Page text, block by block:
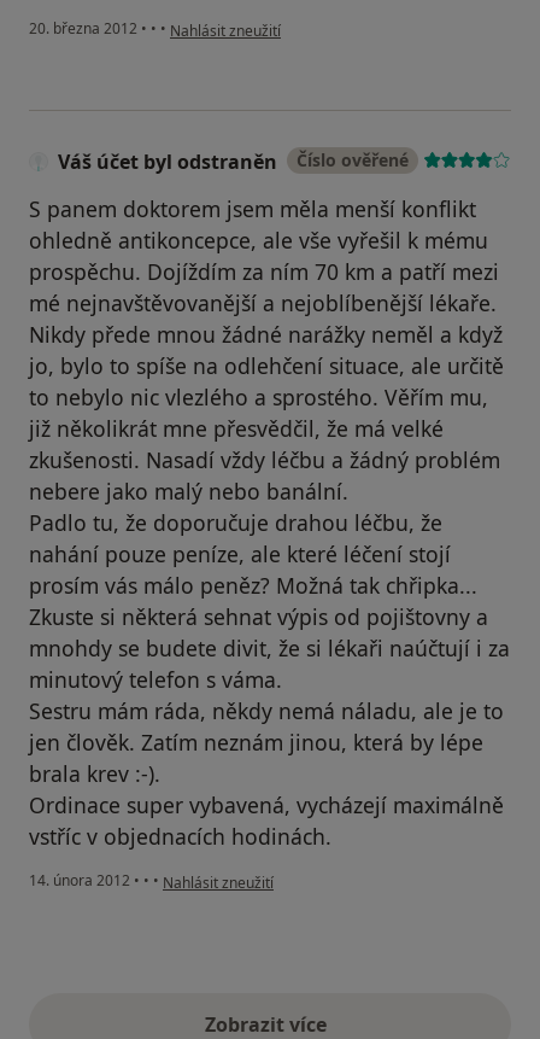
20. března 2012 • • • podle názoru uživatele Natálie
Nahlásit zneužití
Váš účet byl odstraněn Číslo ověřené
S panem doktorem jsem měla menší konflikt
ohledně antikoncepce, ale vše vyřešil k mému
prospěchu. Dojíždím za ním 70 km a patří mezi
mé nejnavštěvovanější a nejoblíbenější lékaře.
Nikdy přede mnou žádné narážky neměl a když
jo, bylo to spíše na odlehčení situace, ale určitě
to nebylo nic vlezlého a sprostého. Věřím mu,
již několikrát mne přesvědčil, že má velké
zkušenosti. Nasadí vždy léčbu a žádný problém
nebere jako malý nebo banální.
Padlo tu, že doporučuje drahou léčbu, že
nahání pouze peníze, ale které léčení stojí
prosím vás málo peněz? Možná tak chřipka...
Zkuste si některá sehnat výpis od pojištovny a
mnohdy se budete divit, že si lékaři naúčtují i za
minutový telefon s váma.
Sestru mám ráda, někdy nemá náladu, ale je to
jen člověk. Zatím neznám jinou, která by lépe
brala krev :-).
Ordinace super vybavená, vycházejí maximálně
vstříc v objednacích hodinách.
14. února 2012 • • • podle názoru uživatele Váš účet byl odstraněn
Nahlásit zneužití
Zobrazit více